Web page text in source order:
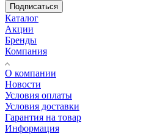
Подписаться
Каталог
Акции
Бренды
Компания
О компании
Новости
Условия оплаты
Условия доставки
Гарантия на товар
Информация